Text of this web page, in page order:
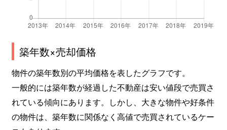
築年数×売却価格
物件の築年数別の平均価格を表したグラフです。
一般的には築年数が経過した不動産は安い値段で売買さ
れている傾向にあります。しかし、大きな物件や好条件
の物件は、築年数に関係なく高値で売買されているケー